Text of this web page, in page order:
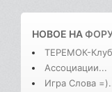
НОВОЕ НА
ТЕРЕМОК-
Ассоциации...
Игра Слова